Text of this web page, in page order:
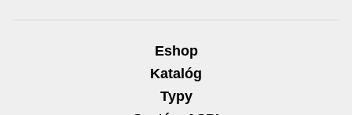
Eshop
Katalóg
Typy